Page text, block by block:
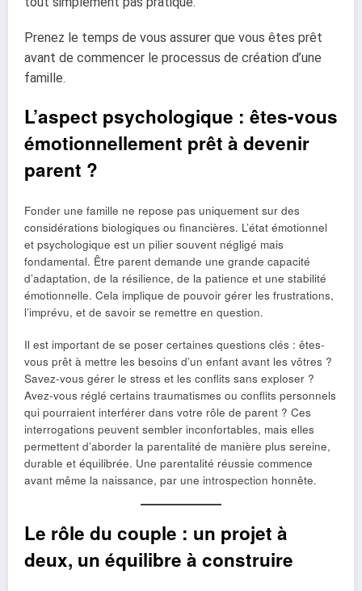
Prenez le temps de vous assurer que vous êtes prêt
avant de commencer le processus de création d’une
famille.
L’aspect psychologique : êtes-vous
émotionnellement prêt à devenir
parent ?
Fonder une famille ne repose pas uniquement sur des
considérations biologiques ou financières. L’état émotionnel
et psychologique est un pilier souvent négligé mais
fondamental. Être parent demande une grande capacité
d’adaptation, de la résilience, de la patience et une stabilité
émotionnelle. Cela implique de pouvoir gérer les frustrations,
l’imprévu, et de savoir se remettre en question.
Il est important de se poser certaines questions clés : êtes-
vous prêt à mettre les besoins d’un enfant avant les vôtres ?
Savez-vous gérer le stress et les conflits sans exploser ?
Avez-vous réglé certains traumatismes ou conflits personnels
qui pourraient interférer dans votre rôle de parent ? Ces
interrogations peuvent sembler inconfortables, mais elles
permettent d’aborder la parentalité de manière plus sereine,
durable et équilibrée. Une parentalité réussie commence
avant même la naissance, par une introspection honnête.
Le rôle du couple : un projet à
deux, un équilibre à construire